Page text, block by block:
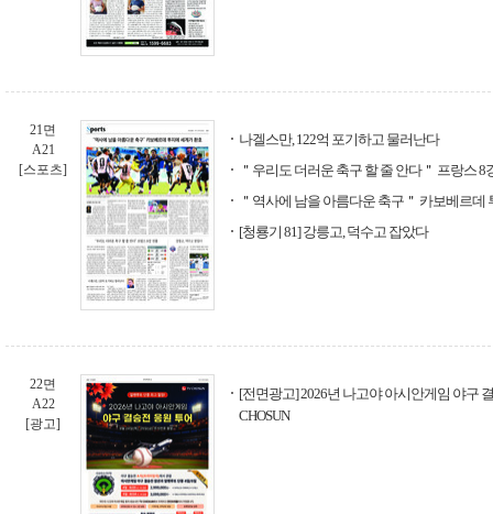
21면
A21
[스포츠]
나겔스만, 122억 포기하고 물러난다
＂우리도 더러운 축구 할 줄 안다＂ 프랑스 8
＂역사에 남을 아름다운 축구＂ 카보베르데
[청룡기 81] 강릉고, 덕수고 잡았다
22면
A22
[광고]
[전면광고] 2026년 나고야 아시안게임 야구
CHOSUN